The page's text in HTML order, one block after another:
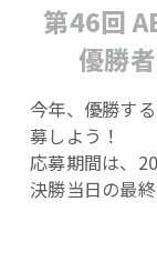
第46回
優勝
今年、優勝す
募しよう！
応募期間は、
決勝当日の最